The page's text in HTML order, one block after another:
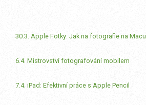
30.3. Apple Fotky: Jak na fotografie na Macu
6.4. Mistrovství fotografování mobilem
7.4. iPad: Efektivní práce s Apple Pencil